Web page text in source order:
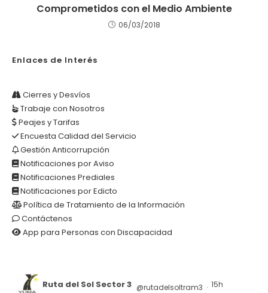
Comprometidos con el Medio Ambiente
06/03/2018
Enlaces de Interés
Cierres y Desvíos
Trabaje con Nosotros
Peajes y Tarifas
Encuesta Calidad del Servicio
Gestión Anticorrupción
Notificaciones por Aviso
Notificaciones Prediales
Notificaciones por Edicto
Política de Tratamiento de la Información
Contáctenos
App para Personas con Discapacidad
Ruta del Sol Sector 3 @rutadelsoltram3 · 15h